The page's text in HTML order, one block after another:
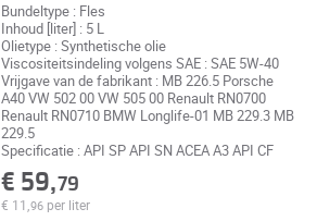
Bundeltype : Fles
Inhoud [liter] : 5 L
Olietype : Synthetische olie
Viscositeitsindeling volgens SAE : SAE 5W-40
Vrijgave van de fabrikant : MB 226.5 Porsche
A40 VW 502 00 VW 505 00 Renault RN0700
Renault RN0710 BMW Longlife-01 MB 229.3 MB
229.5
Specificatie : API SP API SN ACEA A3 API CF
€ 59,79
€ 11, 96 per liter